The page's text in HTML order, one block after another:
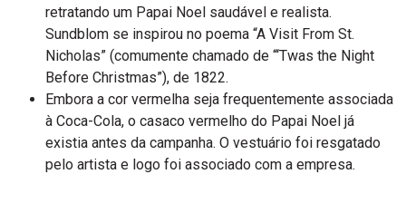
retratando um Papai Noel saudável e realista.
Sundblom se inspirou no poema “A Visit From St.
Nicholas” (comumente chamado de “‘Twas the Night
Before Christmas”), de 1822.
Embora a cor vermelha seja frequentemente associada
à Coca-Cola, o casaco vermelho do Papai Noel já
existia antes da campanha. O vestuário foi resgatado
pelo artista e logo foi associado com a empresa.